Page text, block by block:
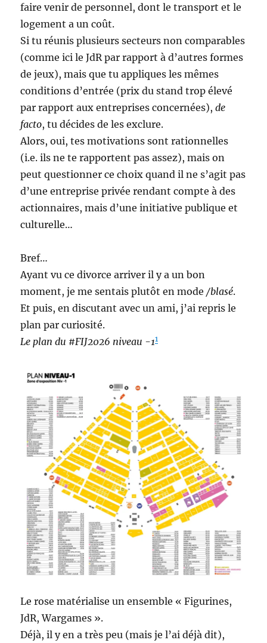
faire venir de personnel, dont le transport et le
logement a un coût.
Si tu réunis plusieurs secteurs non comparables
(comme ici le JdR par rapport à d’autres formes
de jeux), mais que tu appliques les mêmes
conditions d’entrée (prix du stand trop élevé
par rapport aux entreprises concernées),de
facto, tu décides de les exclure.
Alors, oui, tes motivations sont rationnelles
(i.e. ils ne te rapportent pas assez), mais on
peut questionner ce choix quand il ne s’agit pas
d’une entreprise privée rendant compte à des
actionnaires, mais d’une initiative publique et
culturelle…
Bref…
Ayant vu ce divorce arriver il y a un bon
moment, je me sentais plutôt en mode /blasé.
Et puis, en discutant avec un ami, j’ai repris le
plan par curiosité.
Le plan du #FIJ2026 niveau -11
Le rose matérialise un ensemble « Figurines,
JdR, Wargames ».
Déjà, il y en a très peu (mais je l’ai déjà dit),